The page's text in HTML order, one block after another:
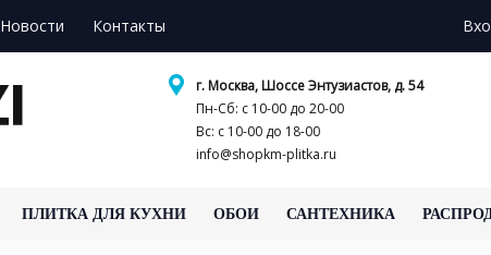
Новости Контакты
г. Москва, Шоссе Энтузиастов, д. 54
Пн-Сб: с 10-00 до 20-00
Вс: с 10-00 до 18-00
info@shopkm-plitka.ru
ПЛИТКА ДЛЯ КУХНИ ОБОИ САНТЕХНИКА